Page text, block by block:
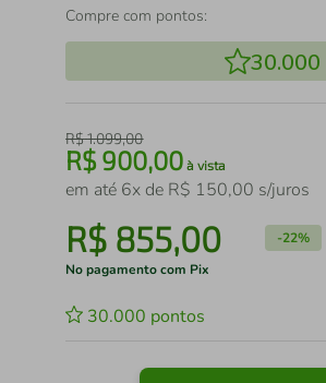
Compre com pontos:
30.000
R$1.099,00
R$900,00 à vista
em até 6x de R$ 150,00 s/juros
R$ 855,00 -22%
No pagamento com Pix
30.000 pontos